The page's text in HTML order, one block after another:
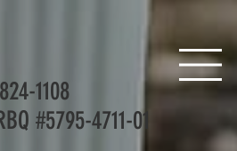
1108
#5795-4711-01